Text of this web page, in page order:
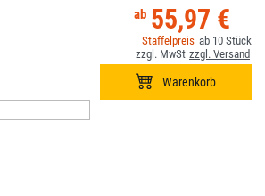
55,97 €
10